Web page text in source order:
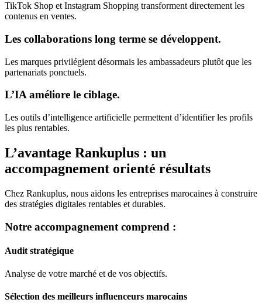
TikTok Shop et Instagram Shopping transforment directement les
contenus en ventes.
Les collaborations long terme se développent.
Les marques privilégient désormais les ambassadeurs plutôt que les
partenariats ponctuels.
L’IA améliore le ciblage.
Les outils d’intelligence artificielle permettent d’identifier les profils
les plus rentables.
L’avantage Rankuplus : un
accompagnement orienté résultats
Chez Rankuplus, nous aidons les entreprises marocaines à construire
des stratégies digitales rentables et durables.
Notre accompagnement comprend :
Audit stratégique
Analyse de votre marché et de vos objectifs.
Sélection des meilleurs influenceurs marocains